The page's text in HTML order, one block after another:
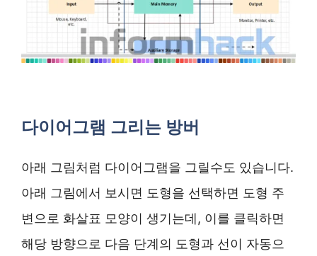
다이어그램 그리는 방버
아래 그림처럼 다이어그램을 그릴수도 있습니다.
아래 그림에서 보시면 도형을 선택하면 도형 주
변으로 화살표 모양이 생기는데, 이를 클릭하면
해당 방향으로 다음 단계의 도형과 선이 자동으